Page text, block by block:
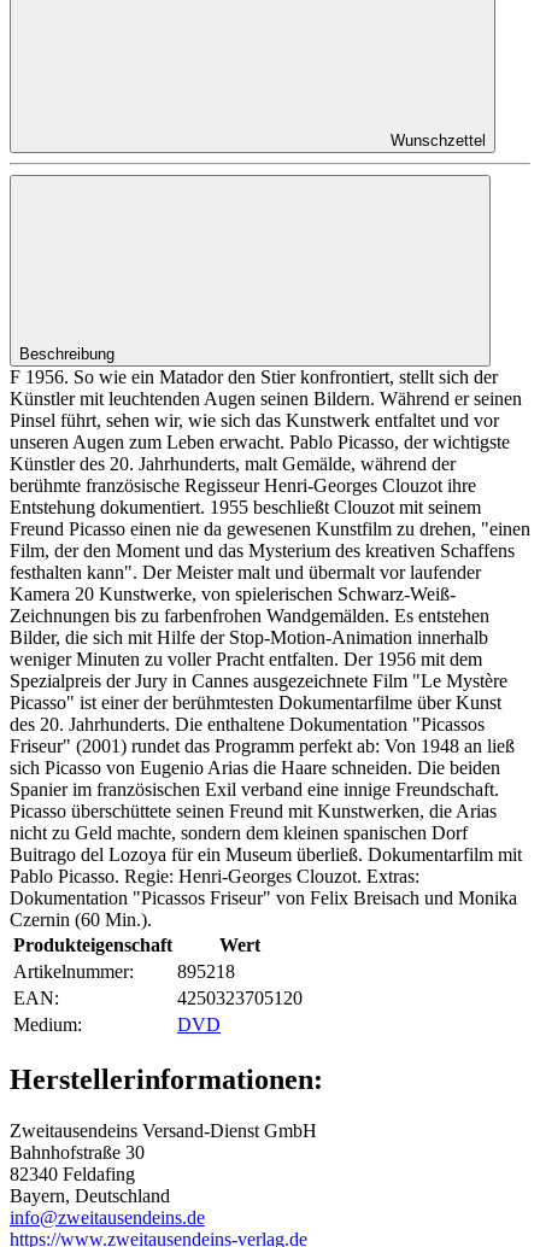
Wunschzettel
Beschreibung
F 1956. So wie ein Matador den Stier konfrontiert, stellt sich der
Künstler mit leuchtenden Augen seinen Bildern. Während er seinen
Pinsel führt, sehen wir, wie sich das Kunstwerk entfaltet und vor
unseren Augen zum Leben erwacht. Pablo Picasso, der wichtigste
Künstler des 20. Jahrhunderts, malt Gemälde, während der
berühmte französische Regisseur Henri-Georges Clouzot ihre
Entstehung dokumentiert. 1955 beschließt Clouzot mit seinem
Freund Picasso einen nie da gewesenen Kunstfilm zu drehen, "einen
Film, der den Moment und das Mysterium des kreativen Schaffens
festhalten kann". Der Meister malt und übermalt vor laufender
Kamera 20 Kunstwerke, von spielerischen Schwarz-Weiß-
Zeichnungen bis zu farbenfrohen Wandgemälden. Es entstehen
Bilder, die sich mit Hilfe der Stop-Motion-Animation innerhalb
weniger Minuten zu voller Pracht entfalten. Der 1956 mit dem
Spezialpreis der Jury in Cannes ausgezeichnete Film "Le Mystère
Picasso" ist einer der berühmtesten Dokumentarfilme über Kunst
des 20. Jahrhunderts. Die enthaltene Dokumentation "Picassos
Friseur" (2001) rundet das Programm perfekt ab: Von 1948 an ließ
sich Picasso von Eugenio Arias die Haare schneiden. Die beiden
Spanier im französischen Exil verband eine innige Freundschaft.
Picasso überschüttete seinen Freund mit Kunstwerken, die Arias
nicht zu Geld machte, sondern dem kleinen spanischen Dorf
Buitrago del Lozoya für ein Museum überließ. Dokumentarfilm mit
Pablo Picasso. Regie: Henri-Georges Clouzot. Extras:
Dokumentation "Picassos Friseur" von Felix Breisach und Monika
Czernin (60 Min.).
Produkteigenschaft
Wert
Artikelnummer:
895218
EAN:
4250323705120
Medium‍:
DVD
Herstellerinformationen:
Zweitausendeins Versand-Dienst GmbH
Bahnhofstraße 30
82340 Feldafing
Bayern, Deutschland
info@zweitausendeins.de
https://www.zweitausendeins-verlag.de